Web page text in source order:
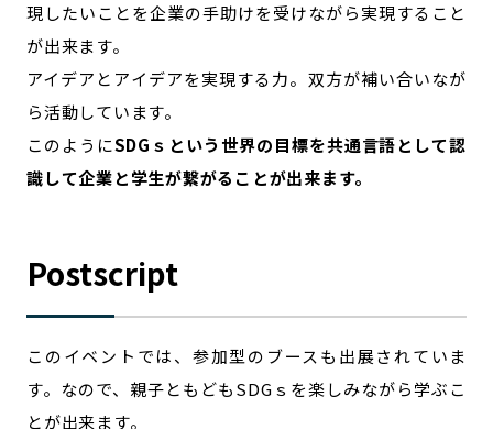
現したいことを企業の手助けを受けながら実現すること
が出来ます。
アイデアとアイデアを実現する力。双方が補い合いなが
ら活動しています。
このようにSDGｓという世界の目標を共通言語として認
識して企業と学生が繋がることが出来ます。
Postscript
このイベントでは、参加型のブースも出展されていま
す。なので、親子ともどもSDGｓを楽しみながら学ぶこ
とが出来ます。